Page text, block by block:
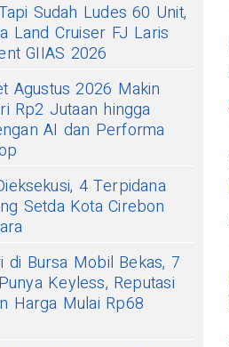
Sudah Ludes 60 Unit,
Land Cruiser FJ Laris
GIIAS 2026
Agustus 2026 Makin
Rp2 Jutaan hingga
AI dan Performa
4 Terpidana
Setda Kota Cirebon
di Bursa Mobil Bekas, 7
Keyless, Reputasi
Harga Mulai Rp68